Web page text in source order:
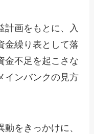
計画をもとに、入
金繰り表として落
金不足を起こさな
インバンクの見方
をきっかけに、